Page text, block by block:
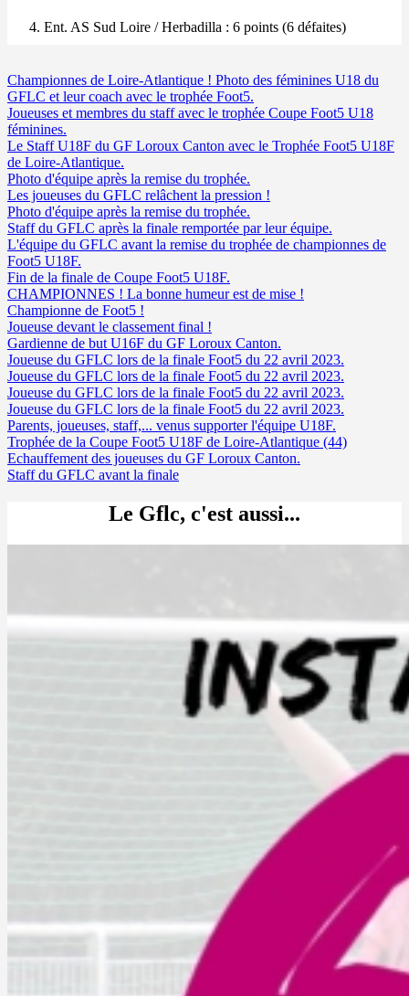
Ent. AS Sud Loire / Herbadilla : 6 points (6 défaites)
Championnes de Loire-Atlantique ! Photo des féminines U18 du
GFLC et leur coach avec le trophée Foot5.
Joueuses et membres du staff avec le trophée Coupe Foot5 U18
féminines.
Le Staff U18F du GF Loroux Canton avec le Trophée Foot5 U18F
de Loire-Atlantique.
Photo d'équipe après la remise du trophée.
Les joueuses du GFLC relâchent la pression !
Photo d'équipe après la remise du trophée.
Staff du GFLC après la finale remportée par leur équipe.
L'équipe du GFLC avant la remise du trophée de championnes de
Foot5 U18F.
Fin de la finale de Coupe Foot5 U18F.
CHAMPIONNES ! La bonne humeur est de mise !
Championne de Foot5 !
Joueuse devant le classement final !
Gardienne de but U16F du GF Loroux Canton.
Joueuse du GFLC lors de la finale Foot5 du 22 avril 2023.
Joueuse du GFLC lors de la finale Foot5 du 22 avril 2023.
Joueuse du GFLC lors de la finale Foot5 du 22 avril 2023.
Joueuse du GFLC lors de la finale Foot5 du 22 avril 2023.
Parents, joueuses, staff,... venus supporter l'équipe U18F.
Trophée de la Coupe Foot5 U18F de Loire-Atlantique (44)
Echauffement des joueuses du GF Loroux Canton.
Staff du GFLC avant la finale
Le Gflc, c'est aussi...